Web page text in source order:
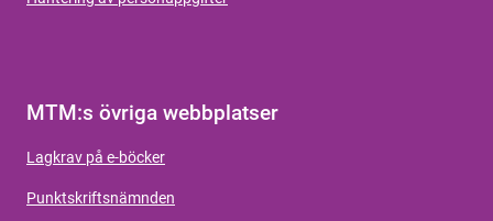
MTM:s övriga webbplatser
Lagkrav på e-böcker
Punktskriftsnämnden